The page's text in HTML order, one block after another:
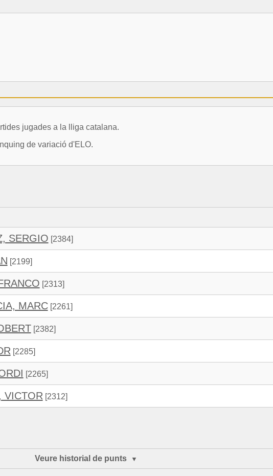
jugades a la lliga catalana.
de variació d'ELO.
SERGIO [2384]
[2199]
[2313]
MARC[2261]
[2382]
[2285]
[2265]
VICTOR [2312]
Veure historial de punts